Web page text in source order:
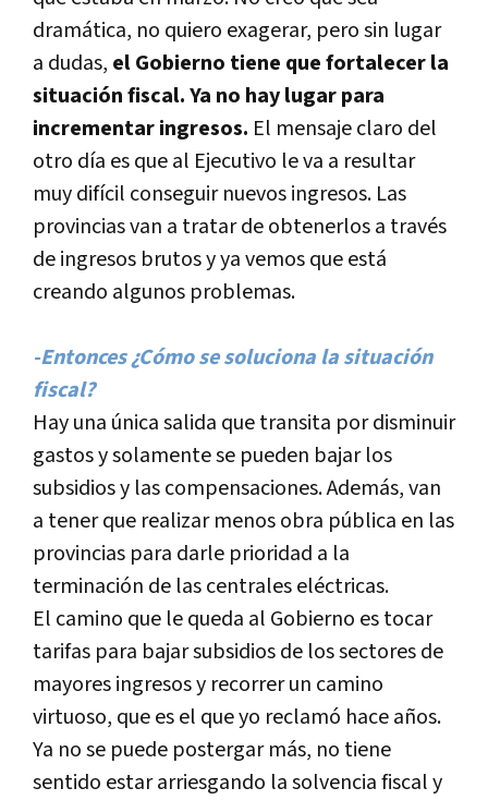
dramática, no quiero exagerar, pero sin lugar
a dudas, el Gobierno tiene que fortalecer la
situación fiscal. Ya no hay lugar para
incrementar ingresos. El mensaje claro del
otro dí­a es que al Ejecutivo le va a resultar
muy difí­cil conseguir nuevos ingresos. Las
provincias van a tratar de obtenerlos a través
de ingresos brutos y ya vemos que está
creando algunos problemas.
-Entonces ¿Cómo se soluciona la situación
fiscal?
Hay una única salida que transita por disminuir
gastos y solamente se pueden bajar los
subsidios y las compensaciones. Además, van
a tener que realizar menos obra pública en las
provincias para darle prioridad a la
terminación de las centrales eléctricas.
El camino que le queda al Gobierno es tocar
tarifas para bajar subsidios de los sectores de
mayores ingresos y recorrer un camino
virtuoso, que es el que yo reclamó hace años.
Ya no se puede postergar más, no tiene
sentido estar arriesgando la solvencia fiscal y